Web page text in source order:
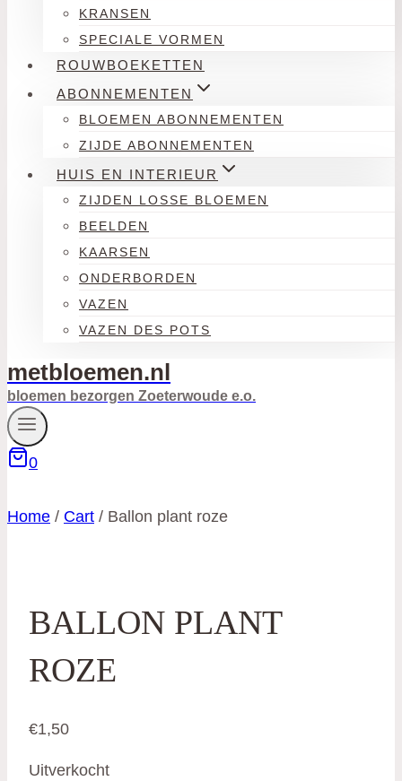
KRANSEN
SPECIALE VORMEN
ROUWBOEKETTEN
ABONNEMENTEN
BLOEMEN ABONNEMENTEN
ZIJDE ABONNEMENTEN
HUIS EN INTERIEUR
ZIJDEN LOSSE BLOEMEN
BEELDEN
KAARSEN
ONDERBORDEN
VAZEN
VAZEN DES POTS
metbloemen.nl
bloemen bezorgen Zoeterwoude e.o.
0
Home / Cart / Ballon plant roze
BALLON PLANT
ROZE
€1,50
Uitverkocht